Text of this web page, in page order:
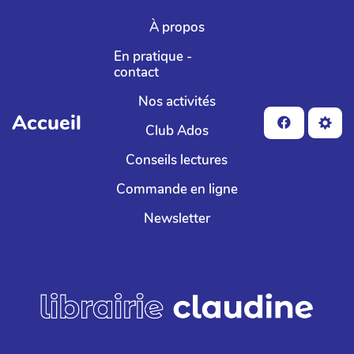
Aller au contenu principal
Accueil
À propos
En pratique -
contact
Nos activités
Club Ados
Conseils lectures
Commande en ligne
Newsletter